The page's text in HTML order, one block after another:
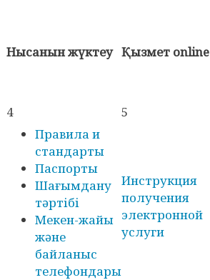
Нысанын жүктеу Қызмет online
4 5
Правила и
стандарты
Паспорты
Шағымдану
тәртібі
Мекен-жайы
және
байланыс
телефондары
Инструкция
получения
электронной
услуги